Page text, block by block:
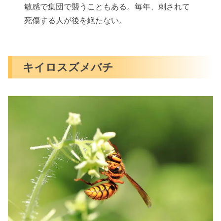
敏感で集団で襲うこともある。毎年、刺されて
死傷する人が後を絶たない。
キイロスズメバチ